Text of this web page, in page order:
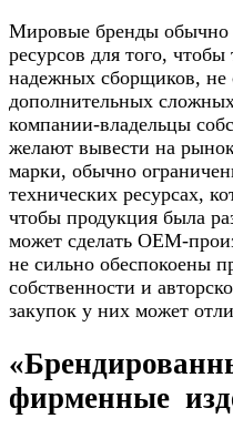
Мировые бренды обычно
ресурсов для того,
надежных сборщиков, не
дополнительных
компании-владельцы
желают вывести на
марки, обычно
технических ресурсах,
чтобы продукция была
может сделать OEM-
не сильно обеспокоены
собственности и
закупок у них может
фирменные